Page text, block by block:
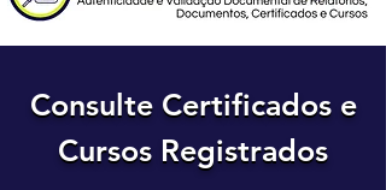
Consulte Certificados e
Cursos Registrados
Consulte Certificados e
Cursos Registrados